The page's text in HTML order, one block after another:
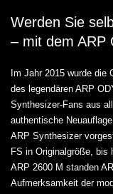
Werden Sie
– mit dem ARP
Im Jahr 2015 wurde die
des legendären ARP
Synthesizer-Fans aus
authentische
ARP Synthesizer
FS in Originalgröße, bis
ARP 2600 M standen
Aufmerksamkeit der